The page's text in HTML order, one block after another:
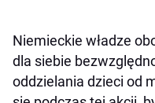
Niemieckie władze
dla siebie
oddzielania dzieci od